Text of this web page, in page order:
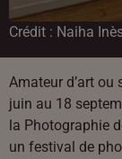
Crédit : Naiha
Amateur d’art ou
juin au 18
la Photographie
un festival de